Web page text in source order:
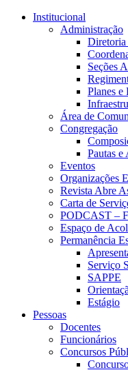
Conteúdo principal
Institucional
Administração
Diretoria
Seções
Planes e
Área de
Congregação
Pautas e
Eventos
Organizações
Revista Abre
Carta de
PODCAST –
Espaço de
Permanência
Serviço
SAPPE
Estágio
Pessoas
Docentes
Funcionários
Concursos